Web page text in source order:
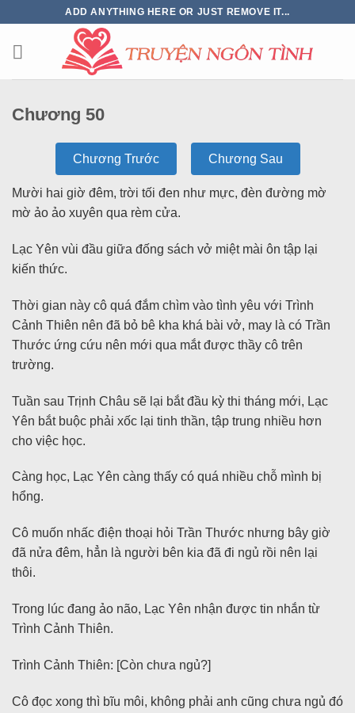
ADD ANYTHING HERE OR JUST REMOVE IT...
Chương 50
Chương Trước Chương Sau
Mười hai giờ đêm, trời tối đen như mực, đèn đường mờ
mờ ảo ảo xuyên qua rèm cửa.
Lạc Yên vùi đầu giữa đống sách vở miệt mài ôn tập lại
kiến thức.
Thời gian này cô quá đắm chìm vào tình yêu với Trình
Cảnh Thiên nên đã bỏ bê kha khá bài vở, may là có Trần
Thước ứng cứu nên mới qua mắt được thầy cô trên
trường.
Tuần sau Trịnh Châu sẽ lại bắt đầu kỳ thi tháng mới, Lạc
Yên bắt buộc phải xốc lại tinh thần, tập trung nhiều hơn
cho việc học.
Càng học, Lạc Yên càng thấy có quá nhiều chỗ mình bị
hổng.
Cô muốn nhấc điện thoại hỏi Trần Thước nhưng bây giờ
đã nửa đêm, hẳn là người bên kia đã đi ngủ rồi nên lại
thôi.
Trong lúc đang ảo não, Lạc Yên nhận được tin nhắn từ
Trình Cảnh Thiên.
Trình Cảnh Thiên: [Còn chưa ngủ?]
Cô đọc xong thì bĩu môi, không phải anh cũng chưa ngủ đó